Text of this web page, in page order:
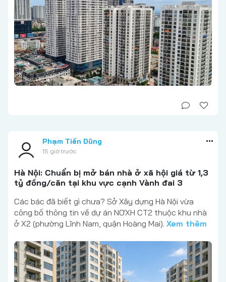
Phạm Tiến Dũng
15 giờ trước
Hà Nội: Chuẩn bị mở bán nhà ở xã hội giá từ 1,3
tỷ đồng/căn tại khu vực cạnh Vành đai 3
Các bác đã biết gì chưa? Sở Xây dựng Hà Nội vừa
công bố thông tin về dự án NƠXH CT2 thuộc khu nhà
ở X2 (phường Lĩnh Nam, quận Hoàng Mai). Xem thêm